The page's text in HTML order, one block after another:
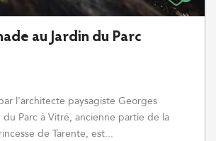
au Jardin du Parc
l'architecte paysagiste Georges
Parc à Vitré, ancienne partie de la
de Tarente, est...